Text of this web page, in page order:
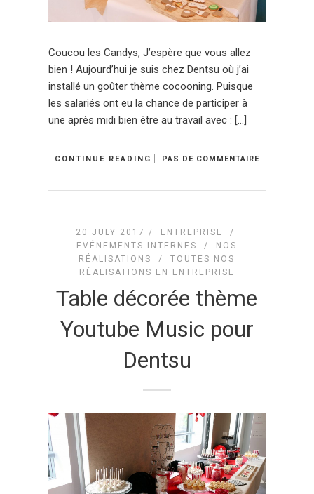
Coucou les Candys, J’espère que vous allez
bien ! Aujourd’hui je suis chez Dentsu où j’ai
installé un goûter thème cocooning. Puisque
les salariés ont eu la chance de participer à
une après midi bien être au travail avec : […]
CONTINUE READING PAS DE COMMENTAIRE
20 JULY 2017 / ENTREPRISE
/
EVÉNEMENTS INTERNES
/
NOS
RÉALISATIONS
/TOUTES NOS
RÉALISATIONS EN ENTREPRISE
Table décorée thème
Youtube Music pour
Dentsu